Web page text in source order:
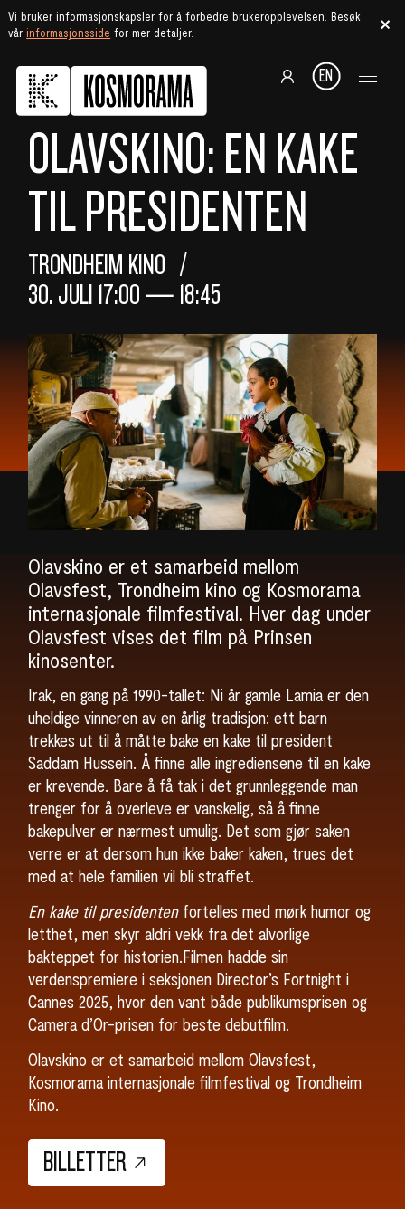
Vi bruker informasjonskapsler for å forbedre brukeropplevelsen. Besøk
vårinformasjonsside for mer detaljer.
SØK
EN
OLAVSKINO: EN KAKE
TIL PRESIDENTEN
TRONDHEIM KINO
30. JULI 17:00 — 18:45
Olavskino er et samarbeid mellom
Olavsfest, Trondheim kino og Kosmorama
internasjonale filmfestival. Hver dag under
Olavsfest vises det film på Prinsen
kinosenter.
Irak, en gang på 1990-tallet: Ni år gamle Lamia er den
uheldige vinneren av en årlig tradisjon: ett barn
trekkes ut til å måtte bake en kake til president
Saddam Hussein. Å finne alle ingrediensene til en kake
er krevende. Bare å få tak i det grunnleggende man
trenger for å overleve er vanskelig, så å finne
bakepulver er nærmest umulig. Det som gjør saken
verre er at dersom hun ikke baker kaken, trues det
med at hele familien vil bli straffet.
En kake til presidentenfortelles med mørk humor og
letthet, men skyr aldri vekk fra det alvorlige
bakteppet for historien.Filmen hadde sin
verdenspremiere i seksjonen Director’s Fortnight i
Cannes 2025, hvor den vant både publikumsprisen og
Camera d’Or-prisen for beste debutfilm.
Olavskino er et samarbeid mellom Olavsfest,
Kosmorama internasjonale filmfestival og Trondheim
Kino.
BILLETTER